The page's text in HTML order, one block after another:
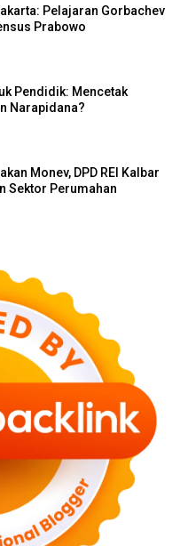
Pelajaran Gorbachev
Prabowo
Pendidik: Mencetak
Narapidana?
Monev, DPD REI Kalbar
Sektor Perumahan